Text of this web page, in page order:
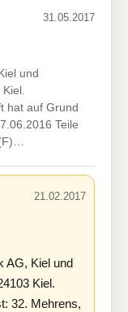
31.05.2017
und
hat auf Grund
Teile
21.02.2017
AG, Kiel und
Kiel.
32. Mehrens,